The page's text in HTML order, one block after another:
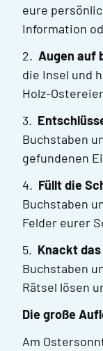
eure
Information
2. Augen auf
die Insel und
Holz-
3.
Buchstaben
gefundenen
4. Füllt die
Buchstaben
Felder eurer
5. Knackt
Buchstaben
Rätsel lösen
Die große
Am